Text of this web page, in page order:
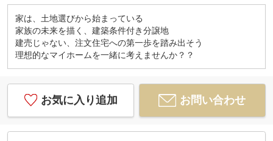
家は、土地選びから始まっている
家族の未来を描く、建築条件付き分譲地
建売じゃない、注文住宅への第一歩を踏み出そう
理想的なマイホームを一緒に考えませんか？？
お気に入り追加 お問い合わせ